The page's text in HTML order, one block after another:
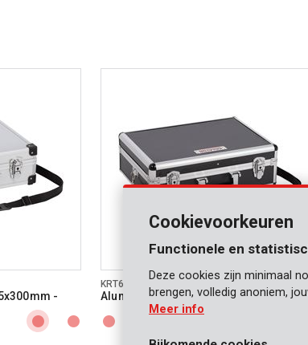
-
KRT640102B
Aluminium koffer 460x155x330mm -
Cookievoorkeuren
Functionele en
Deze cookies zijn minimaal
brengen, volledig anoniem,
Meer info